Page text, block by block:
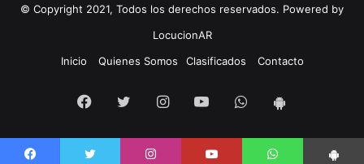
© Copyright 2021, Todos los derechos reservados. Powered by
LocucionAR
Inicio
Quienes Somos Clasificados Contacto
Facebook
TwitterInstagramYoutubeWhatsapp
Android